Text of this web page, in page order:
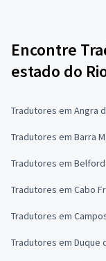
Encontre
estado do
Tradutores em Angra
Tradutores em Barra
Tradutores em Belford
Tradutores em Cabo
Tradutores em
Tradutores em Duque